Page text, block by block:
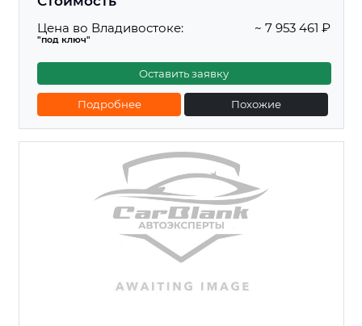
Цена во Владивостоке:
"под ключ"
~ 7 953 461 ₽
Оставить заявку
Подробнее Похожие